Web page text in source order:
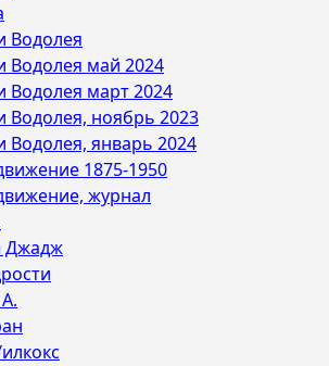
Водолея
Водолея май 2024
Водолея март 2024
Водолея, ноябрь 2023
Водолея, январь 2024
1875-1950
журнал
Джадж